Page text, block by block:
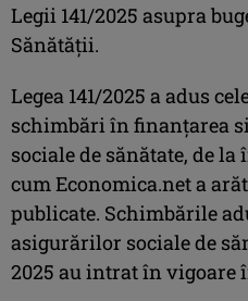
Legii 141/2025 asupra
Sănătăţii.
Legea 141/2025 a adus
schimbări în finanţarea
sociale de sănătate, de
cum Economica.net a
publicate. Schimbările
asigurărilor sociale de
2025 au intrat în vigoare